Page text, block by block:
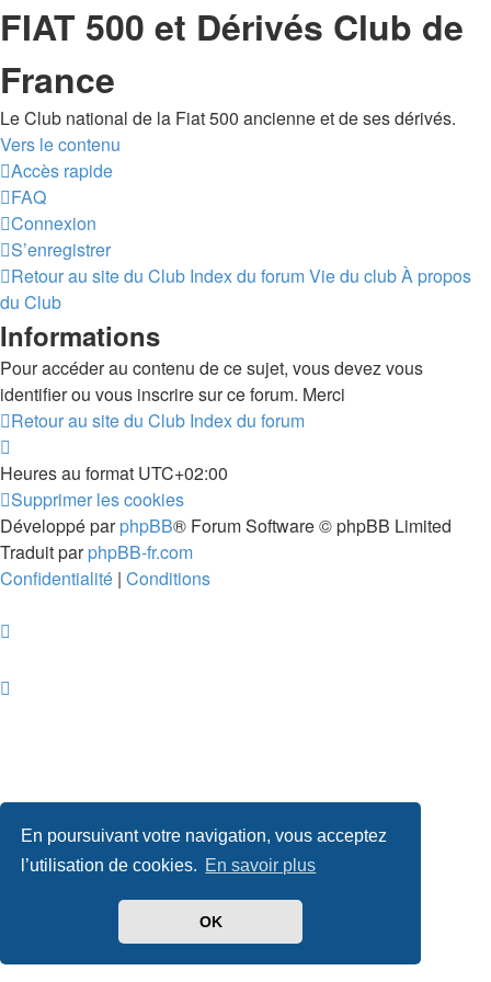
En poursuivant votre navigation, vous acceptez
l’utilisation de cookies. En savoir plus
OK
FIAT 500 et Dérivés Club de
France
Le Club national de la Fiat 500 ancienne et de ses dérivés.
Vers le contenu
Accès rapide
FAQ
Connexion
S’enregistrer
Retour au site du Club Index du forumVie du clubÀ propos
du Club
Informations
Pour accéder au contenu de ce sujet, vous devez vous
identifier ou vous inscrire sur ce forum. Merci
Retour au site du Club Index du forum
Heures au format UTC+02:00
Supprimer les cookies
Développé parphpBB® Forum Software © phpBB Limited
Traduit parphpBB-fr.com
Confidentialité | Conditions